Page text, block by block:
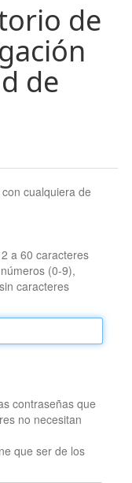
de
de
cualquiera de
a 60 caracteres
(0-9),
caracteres
contraseñas que
no necesitan
que ser de los